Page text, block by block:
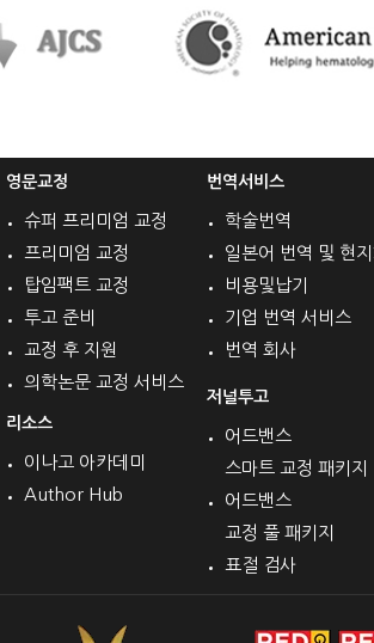
영문교정
슈퍼 프리미엄 교정
프리미엄 교정
탑임팩트 교정
투고 준비
교정 후 지원
의학논문 교정 서비스
리소스
이나고 아카데미
Author Hub
번역서비스
학술번역
일본어 번역 및 현
비용및납기
기업 번역 서비스
번역 회사
저널투고
어드밴스
스마트 교정 패키지
어드밴스
교정 풀 패키지
표절 검사